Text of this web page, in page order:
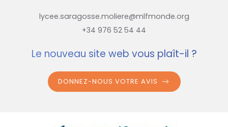
lycee.saragosse.moliere@mlfmonde.org
+34 976 52 54 44
Le nouveau site web vous plaît-il ?
DONNEZ-NOUS VOTRE AVIS